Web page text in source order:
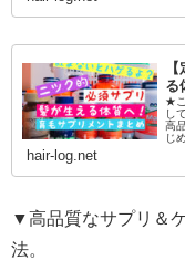
る
★
し
高
じ
hair-log.net
▼高品質なサプリ＆
法。